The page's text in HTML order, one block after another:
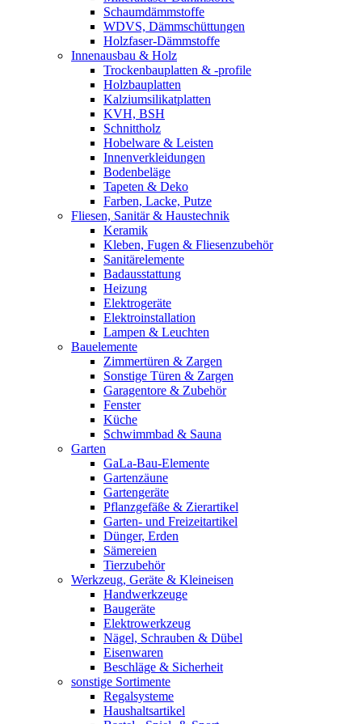
Schaumdämmstoffe
WDVS, Dämmschüttungen
Holzfaser-Dämmstoffe
Innenausbau & Holz
Trockenbauplatten & -profile
Holzbauplatten
Kalziumsilikatplatten
KVH, BSH
Schnittholz
Hobelware & Leisten
Innenverkleidungen
Bodenbeläge
Tapeten & Deko
Farben, Lacke, Putze
Fliesen, Sanitär & Haustechnik
Keramik
Kleben, Fugen & Fliesenzubehör
Sanitärelemente
Badausstattung
Heizung
Elektrogeräte
Elektroinstallation
Lampen & Leuchten
Bauelemente
Zimmertüren & Zargen
Sonstige Türen & Zargen
Garagentore & Zubehör
Fenster
Küche
Schwimmbad & Sauna
Garten
GaLa-Bau-Elemente
Gartenzäune
Gartengeräte
Pflanzgefäße & Zierartikel
Garten- und Freizeitartikel
Dünger, Erden
Sämereien
Tierzubehör
Werkzeug, Geräte & Kleineisen
Handwerkzeuge
Baugeräte
Elektrowerkzeug
Nägel, Schrauben & Dübel
Eisenwaren
Beschläge & Sicherheit
sonstige Sortimente
Regalsysteme
Haushaltsartikel